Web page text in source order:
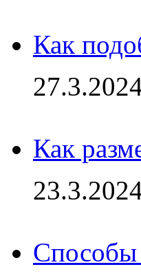
Как
Как
Способы